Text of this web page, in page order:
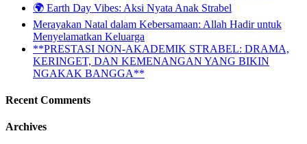
🌍 Earth Day Vibes: Aksi Nyata Anak Strabel
Merayakan Natal dalam Kebersamaan: Allah Hadir untuk
Menyelamatkan Keluarga
**PRESTASI NON-AKADEMIK STRABEL: DRAMA,
KERINGET, DAN KEMENANGAN YANG BIKIN
NGAKAK BANGGA**
Recent Comments
Archives